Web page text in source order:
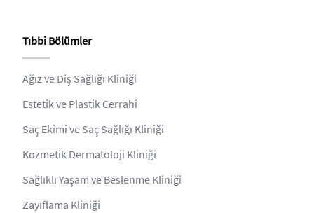
Tıbbi Bölümler
Ağız ve Diş Sağlığı Kliniği
Estetik ve Plastik Cerrahi
Saç Ekimi ve Saç Sağlığı Kliniği
Kozmetik Dermatoloji Kliniği
Sağlıklı Yaşam ve Beslenme Kliniği
Zayıflama Kliniği